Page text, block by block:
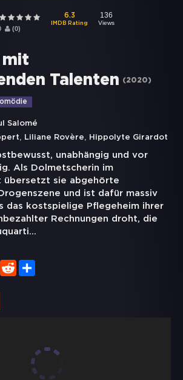
(0)
6.3
IMDB Rating
136
Views
mit
Talenten
(2020)
Salomé
, Liliane Rovère, Hippolyte Girardot
unabhängig und vor
Als Dolmetscherin im
übersetzt sie abgehörte
und ist dafür massiv
das kostspielige Pflegeheim ihrer
Rechnungen droht, die
...
WhatsApp
Reddit